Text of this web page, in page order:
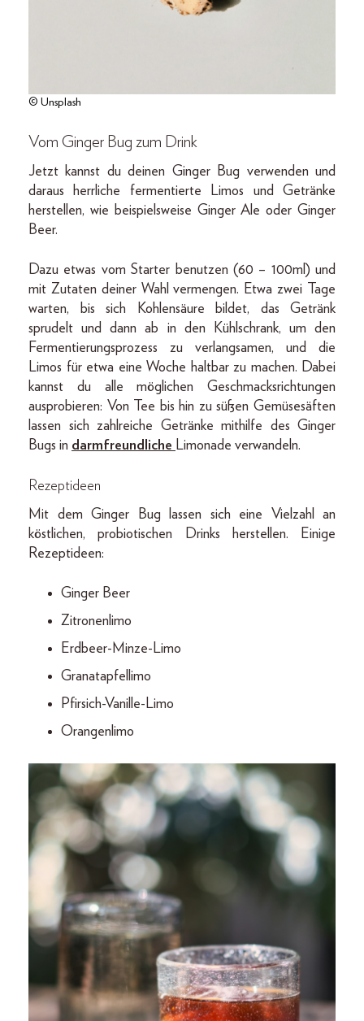
© Unsplash
Vom Ginger Bug zum Drink
Jetzt kannst du deinen Ginger Bug verwenden und
daraus herrliche fermentierte Limos und Getränke
herstellen, wie beispielsweise Ginger Ale oder Ginger
Beer.
Dazu etwas vom Starter benutzen (60 – 100ml) und
mit Zutaten deiner Wahl vermengen. Etwa zwei Tage
warten, bis sich Kohlensäure bildet, das Getränk
sprudelt und dann ab in den Kühlschrank, um den
Fermentierungsprozess zu verlangsamen, und die
Limos für etwa eine Woche haltbar zu machen. Dabei
kannst du alle möglichen Geschmacksrichtungen
ausprobieren: Von Tee bis hin zu süßen Gemüsesäften
lassen sich zahlreiche Getränke mithilfe des Ginger
Bugs in darmfreundliche Limonade verwandeln.
Rezeptideen
Mit dem Ginger Bug lassen sich eine Vielzahl an
köstlichen, probiotischen Drinks herstellen. Einige
Rezeptideen:
Ginger Beer
Zitronenlimo
Erdbeer-Minze-Limo
Granatapfellimo
Pfirsich-Vanille-Limo
Orangenlimo